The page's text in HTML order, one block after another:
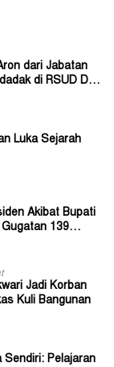
dari Jabatan
di RSUD Dok
Luka Sejarah
Akibat Bupati
139
Jadi Korban
Kuli Bangunan
Sendiri: Pelajaran